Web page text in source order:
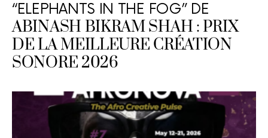
“ELEPHANTS IN THE FOG” DE
ABINASH BIKRAM SHAH : PRIX
DE LA MEILLEURE CRÉATION
SONORE 2026